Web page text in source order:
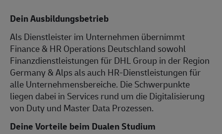
Dein Ausbildungsbetrieb
Als Dienstleister im Unternehmen übernimmt
Finance & HR Operations Deutschland sowohl
Finanzdienstleistungen für DHL Group in der Region
Germany & Alps als auch HR-Dienstleistungen für
alle Unternehmensbereiche. Die Schwerpunkte
liegen dabei in Services rund um die Digitalisierung
von Duty und Master Data Prozessen.
Deine Vorteile beim Dualen Studium